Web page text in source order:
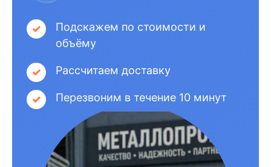
Подскажем по стоимости и
объёму
Рассчитаем доставку
Перезвоним в течение 10 минут